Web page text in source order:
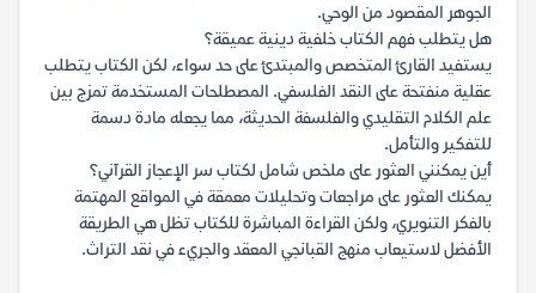
الجوهر المقصود من الوحي.
هل يتطلب فهم الكتاب خلفية دينية عميقة؟
يستفيد القارئ المتخصص والمبتدئ على حد سواء، لكن الكتاب يتطلب
عقلية منفتحة على النقد الفلسفي. المصطلحات المستخدمة تمزج بين
علم الكلام التقليدي والفلسفة الحديثة، مما يجعله مادة دسمة
للتفكير والتأمل.
أين يمكنني العثور على ملخص شامل لكتاب سر الإعجاز القرآني؟
يمكنك العثور على مراجعات وتحليلات معمقة في المواقع المهتمة
بالفكر التنويري، ولكن القراءة المباشرة للكتاب تظل هي الطريقة
الأفضل لاستيعاب منهج القبانجي المعقد والجريء في نقد التراث.